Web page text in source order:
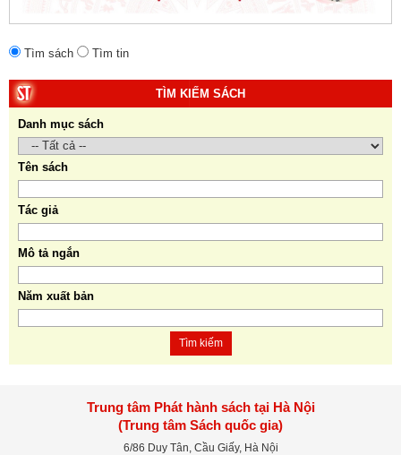
Tìm sách Tìm tin
TÌM KIẾM SÁCH
Danh mục sách
Tên sách
Tác giả
Mô tả ngắn
Năm xuất bản
Tìm kiếm
Trung tâm Phát hành sách tại Hà Nội
(Trung tâm Sách quốc gia)
6/86 Duy Tân, Cầu Giấy, Hà Nội